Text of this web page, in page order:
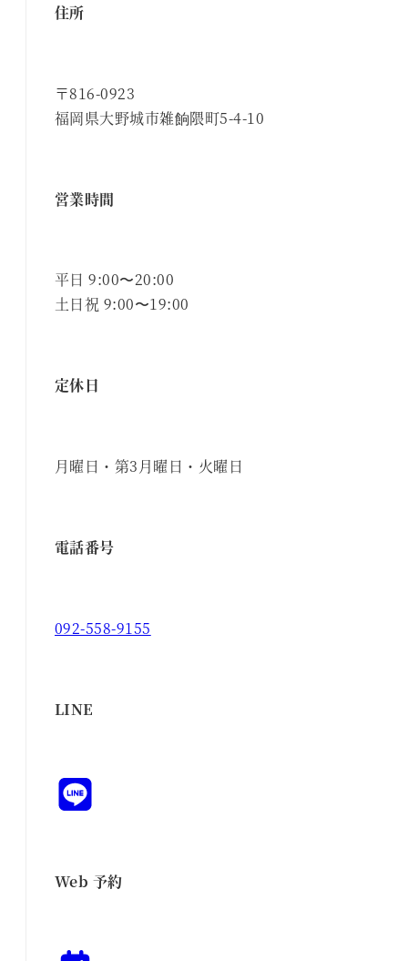
住所
〒816-0923
福岡県大野城市雑餉隈町5-4-10
営業時間
平日 9:00〜20:00
土日祝 9:00〜19:00
定休日
月曜日・第3月曜日・火曜日
電話番号
092-558-9155
LINE
Web 予約